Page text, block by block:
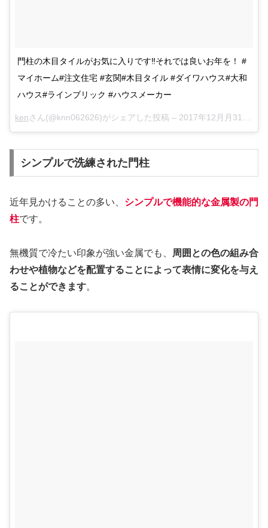
門柱の木目タイルがお気に入りです‼︎それでは良いお年を！ #
マイホーム#注文住宅 #玄関#木目タイル #ダイワハウス#大和
ハウス#ラインブリック #ハウスメーカー
kenさん(@knn062626)がシェアした投稿 – 2017年12月月31日午前5時20分PST
シンプルで洗練された門柱
近年見かけることの多い、 シンプルで機能的な金属製の門
柱です。
無機質で冷たい印象が強い金属でも、
周囲との色の組み合
わせや植物などを配置することによって表情に変化を与え
ることができます。